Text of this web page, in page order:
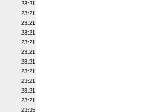
23:21
23:21
23:21
23:21
23:21
23:21
23:21
23:21
23:21
23:21
23:21
23:35